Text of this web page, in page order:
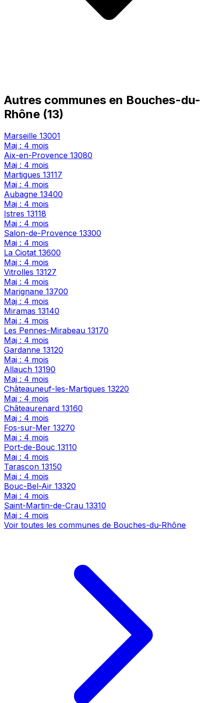
Autres communes en Bouches-du-
Rhône (13)
Marseille 13001
Maj : 4 mois
Aix-en-Provence 13080
Maj : 4 mois
Martigues 13117
Maj : 4 mois
Aubagne 13400
Maj : 4 mois
Istres 13118
Maj : 4 mois
Salon-de-Provence 13300
Maj : 4 mois
La Ciotat 13600
Maj : 4 mois
Vitrolles 13127
Maj : 4 mois
Marignane 13700
Maj : 4 mois
Miramas 13140
Maj : 4 mois
Les Pennes-Mirabeau 13170
Maj : 4 mois
Gardanne 13120
Maj : 4 mois
Allauch 13190
Maj : 4 mois
Châteauneuf-les-Martigues 13220
Maj : 4 mois
Châteaurenard 13160
Maj : 4 mois
Fos-sur-Mer 13270
Maj : 4 mois
Port-de-Bouc 13110
Maj : 4 mois
Tarascon 13150
Maj : 4 mois
Bouc-Bel-Air 13320
Maj : 4 mois
Saint-Martin-de-Crau 13310
Maj : 4 mois
Voir toutes les communes de Bouches-du-Rhône